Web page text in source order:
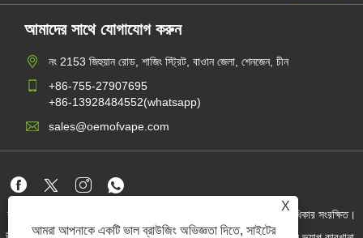
X
আমরা আপনাকে একটি ভাল ব্রাউজিং অভিজ্ঞতা দিতে, সাইটের
আমাদের সাথে যোগাযোগ করুন
নং 2153 জিহুয়ান রোড, শাজিং স্ট্রিট, বাওান জেলা, শেনজেন, চীন
+86-755-27907695
+86-13928484552(whatsapp)
sales@oemofvape.com
কপিরাইট © 2022 অ্যাপলাস প্রিসিশন টেকনোলজি কোং, লিমিটেড। সমস্ত অধিকার সংরক্ষিত।